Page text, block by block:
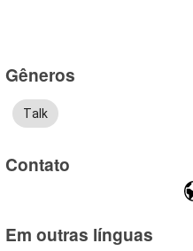
Gêneros
Talk
Contato
Em outras línguas